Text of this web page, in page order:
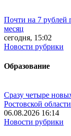
Почти на 7 рублей
месяц
сегодня, 15:02
Новости рубрики
Образование
Сразу четыре
Ростовской области
06.08.2026 16:14
Новости рубрики